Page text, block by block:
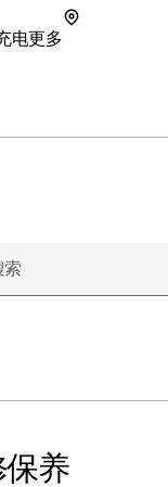
电更多
新闻
（在新
保养